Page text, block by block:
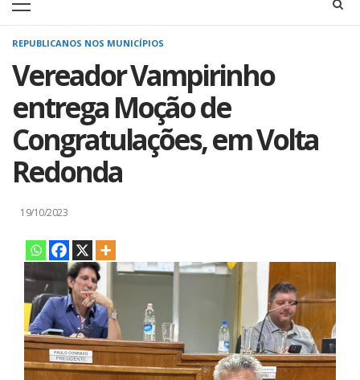
Primary
REPUBLICANOS NOS MUNICÍPIOS
Vereador Vampirinho
entrega Moção de
Congratulações, em Volta
Redonda
19/10/2023